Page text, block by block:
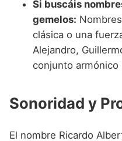
Si buscáis
gemelos:
clásica o una
Alejandro,
conjunto armónico
Sonoridad y
El nombre Ricardo